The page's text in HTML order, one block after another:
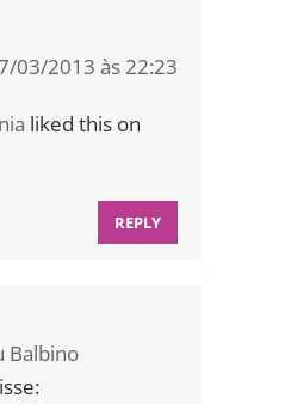
03/2013 às 22:23
liked this on
REPLY
Balbino